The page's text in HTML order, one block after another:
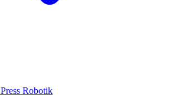
Press Robotik